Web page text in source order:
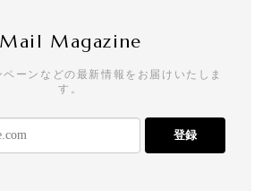
Mail Magazine
ーンなどの最新情報をお届けいたしま
す。
登録